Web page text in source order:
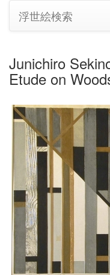
浮世絵検索
Junichiro
Etude on